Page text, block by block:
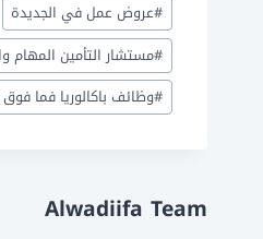
o
o
k
o
n
#عروض عمل في الجديدة
#مستشار التأمين المهام
#وظائف باكالوريا فما
Alwadiifa Team